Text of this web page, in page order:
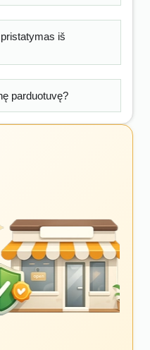
iš
parduotuvę?